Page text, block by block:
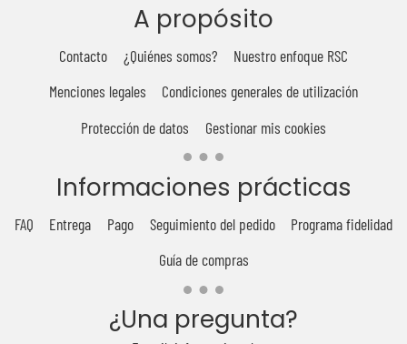
A propósito
Contacto ¿Quiénes somos?
Nuestro enfoque RSC
Menciones legales
Condiciones generales de utilización
Protección de datos
Gestionar mis cookies
Informaciones prácticas
FAQ Entrega Pago Seguimiento del pedido
Programa fidelidad
Guía de compras
¿Una pregunta?